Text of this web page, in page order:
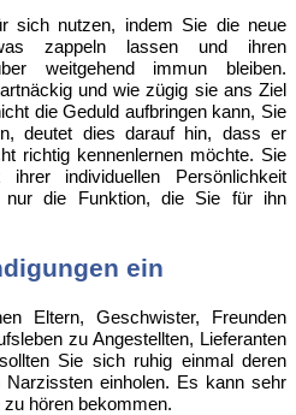
sich nutzen, indem Sie die neue
zappeln lassen und ihren
weitgehend immun bleiben.
und wie zügig sie ans Ziel
die Geduld aufbringen kann, Sie
deutet dies darauf hin, dass er
richtig kennenlernen möchte. Sie
individuellen Persönlichkeit
die Funktion, die Sie für ihn
ein
Eltern, Geschwister, Freunden
zu Angestellten, Lieferanten
Sie sich ruhig einmal deren
einholen. Es kann sehr
hören bekommen.